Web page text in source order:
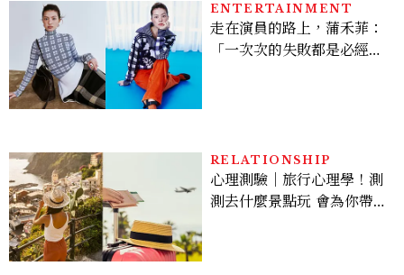
ENTERTAINMENT
走在演員的路上，蒲禾菲：
「一次次的失敗都是必經過
RELATIONSHIP
心理測驗｜旅行心理學！測
測去什麼景點玩 會為你帶來